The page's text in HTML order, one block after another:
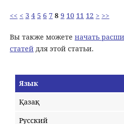
<< < 3 4 5 6 7 8 9 10 11 12 > >>
Вы также можете начать
статейдля этой статьи.
Язык
Қазақ
Русский